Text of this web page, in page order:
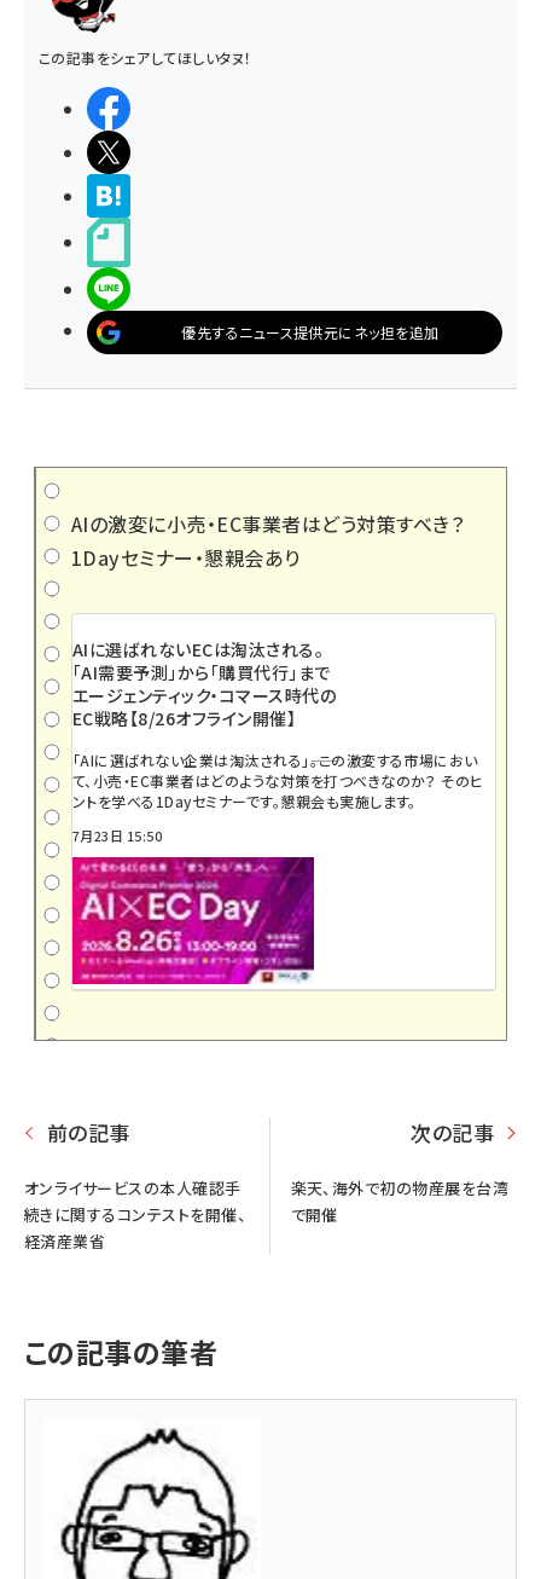
この記事をシェアしてほしいタヌ！
優先するニュース提供元にネッ担を追加
AIの激変に小売・EC事業者はどう対策すべき？
1Dayセミナー・懇親会あり
AIに選ばれないECは淘汰される。
「AI需要予測」から「購買代行」まで
エージェンティック・コマース時代の
EC戦略【8/26オフライン開催】
「AIに選ばれない企業は淘汰される」――。この激変する市場におい
て、小売・EC事業者はどのような対策を打つべきなのか？ そのヒ
ントを学べる1Dayセミナーです。懇親会も実施します。
7月23日 15:50
前の記事
オンライサービスの本人確認手
続きに関するコンテストを開催、
経済産業省
次の記事
楽天、海外で初の物産展を台湾
で開催
この記事の筆者